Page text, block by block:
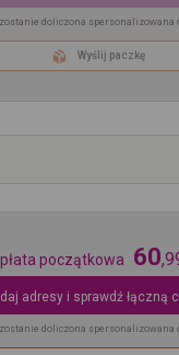
zostanie doliczona
Wyślij paczkę
początkowa 60,
adresy i sprawdź łączną
zostanie doliczona